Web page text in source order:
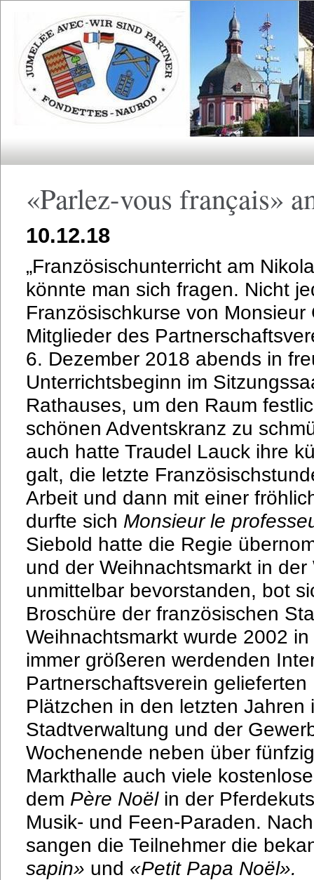
«Parlez-vous français»
10.12.18
„Französischunterricht am
könnte man sich fragen. Nicht
Französischkurse von
Mitglieder des
6. Dezember 2018 abends in
Unterrichtsbeginn im
Rathauses, um den Raum
schönen Adventskranz zu
auch hatte Traudel Lauck ihre
galt, die letzte
Arbeit und dann mit einer
durfte sich Monsieur le
Siebold hatte die Regie
und der Weihnachtsmarkt in
unmittelbar bevorstanden, bot
Broschüre der französischen
Weihnachtsmarkt wurde 2002
immer größeren werdenden
Partnerschaftsverein
Plätzchen in den letzten Jahren
Stadtverwaltung und der
Wochenende neben über
Markthalle auch viele
dem Père Noëlin der
Musik- und Feen-Paraden.
sangen die Teilnehmer die
sapin» und «Petit Papa Noël».